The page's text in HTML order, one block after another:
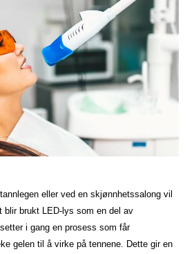
eller ved en skjønnhetssalong vil
blir brukt LED-lys som en del av
i gang en prosess som får
gelen til å virke på tennene. Dette gir en